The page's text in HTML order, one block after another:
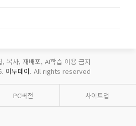
, 복사, 재배포, AI학습 이용 금지
이투데이. All rights reserved
PC버전 사이트맵